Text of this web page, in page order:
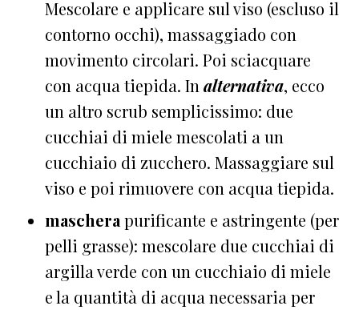
Mescolare e applicare sul viso (escluso il
contorno occhi), massaggiado con
movimento circolari. Poi sciacquare
con acqua tiepida. In alternativa, ecco
un altro scrub semplicissimo: due
cucchiai di miele mescolati a un
cucchiaio di zucchero. Massaggiare sul
viso e poi rimuovere con acqua tiepida.
maschera purificante e astringente (per
pelli grasse): mescolare due cucchiai di
argilla verde con un cucchiaio di miele
e la quantità di acqua necessaria per